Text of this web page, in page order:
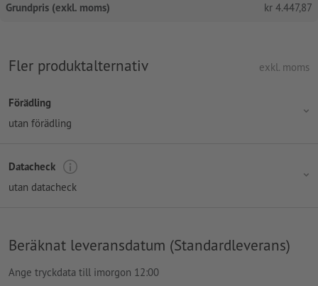
Grundpris (exkl. moms) kr 4.447,87
Fler produktalternativ exkl. moms
Förädling
utan förädling
Datacheck
utan datacheck
Beräknat leveransdatum (Standardleverans)
Ange tryckdata till imorgon 12:00